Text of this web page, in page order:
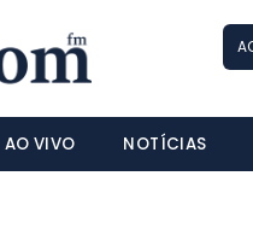
AO VIVO NOTÍCIAS